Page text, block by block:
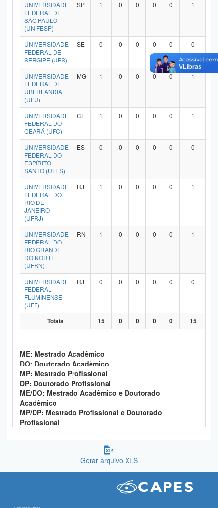
UNIVERSIDADE
FEDERAL DE
SÃO PAULO
(UNIFESP)
SP 1 0 0 0 0 1
UNIVERSIDADE
FEDERAL DE
SERGIPE (UFS)
SE 0 0 0 0 0 0
UNIVERSIDADE
FEDERAL DE
UBERLÂNDIA
(UFU)
MG 1 0 0 0 0 1
UNIVERSIDADE
FEDERAL DO
CEARÁ (UFC)
CE 1 0 0 0 0 1
UNIVERSIDADE
FEDERAL DO
ESPÍRITO
SANTO (UFES)
ES 0 0 0 0 0 0
UNIVERSIDADE
FEDERAL DO
RIO DE
JANEIRO
(UFRJ)
RJ 1 0 0 0 0 1
UNIVERSIDADE
FEDERAL DO
RIO GRANDE
DO NORTE
(UFRN)
RN 1 0 0 0 0 1
UNIVERSIDADE
FEDERAL
FLUMINENSE
(UFF)
RJ 0 0 0 0 0 0
Totais 15 0 0 0 0 15
ME: Mestrado Acadêmico
DO: Doutorado Acadêmico
MP: Mestrado Profissional
DP: Doutorado Profissional
ME/DO: Mestrado Acadêmico e Doutorado
Acadêmico
MP/DP: Mestrado Profissional e Doutorado
Profissional
Gerar arquivo XLS